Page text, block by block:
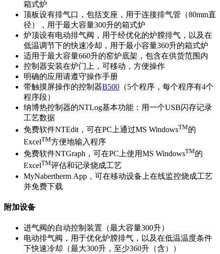
箱式炉
顶板设有排气口，包括支座，用于连接排气管（80mm直
径），用于最大容量300升的箱式炉
炉顶设有电动排气阀，用于经优化的炉膛排气，以及在
低温调节下的快速冷却，用于最小容量360升的箱式炉
适用于最大容量660升的窑炉底架，包含在供货范围内
控制器安装在炉门上，可移动，方便操作
明确的应用请遵守操作手册
带触摸屏操作的控制器B500 （5个程序，每个程序有4个
程序段）
纳博热控制器的NTLog基本功能：用一个USB闪存记录
工艺数据
免费软件NTEdit，可在PC上通过MS WindowsTM的
ExcelTM方便地输入程序
免费软件NTGraph，可在PC上使用MS WindowsTM的
ExcelTM评估和记录烧成工艺
MyNabertherm App，可在移动设备上在线监控烧成工艺
并免费下载
附加设备
进气阀的自动控制装置（最大容量300升）
电动排气阀，用于优化炉膛排气，以及在低温温度条件
下快速冷却（最大300升，至少360升（含））